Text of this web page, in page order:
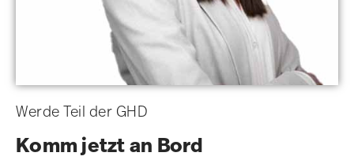
Werde Teil der GHD
Komm jetzt an Bord